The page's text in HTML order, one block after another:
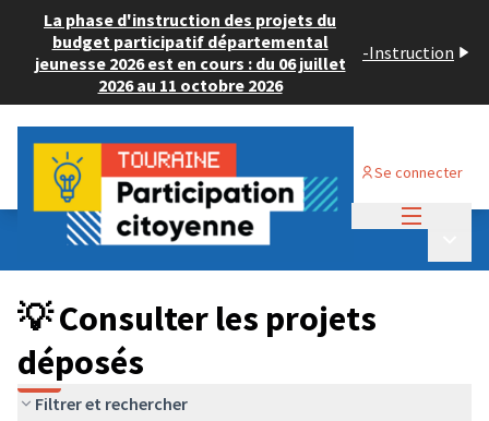
La phase d'instruction des projets du
budget participatif départemental
jeunesse 2026 est en cours : du 06 juillet
2026 au 11 octobre 2026
-Instruction
Se connecter
Budget Participatif JEUNESSE 2024
💡 Consulter les projets déposés
💡 Consulter les projets
déposés
Filtrer et rechercher